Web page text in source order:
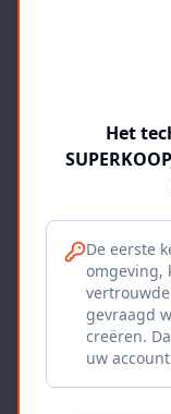
Het
De eerste
omgeving,
gevraagd
creëren.
uw